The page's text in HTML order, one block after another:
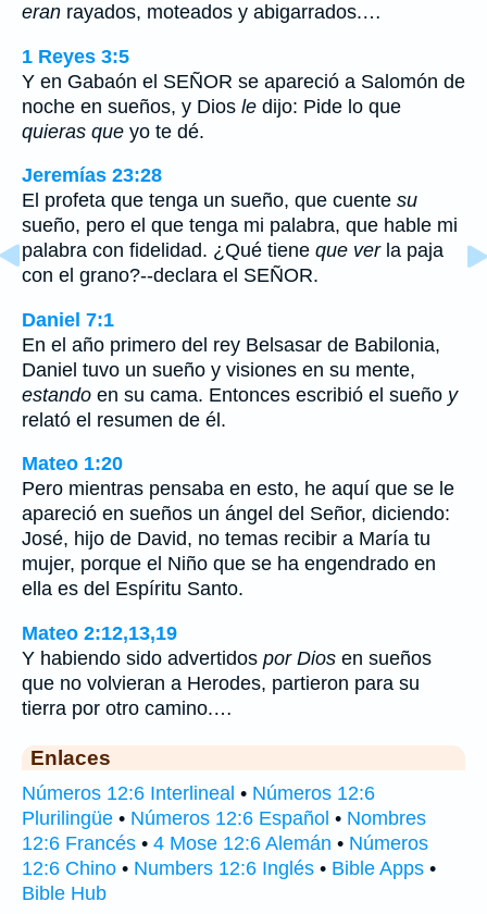
eran rayados, moteados y abigarrados.…
1 Reyes 3:5
Y en Gabaón el SEÑOR se apareció a Salomón de
noche en sueños, y Dios le dijo: Pide lo que
quieras que yo te dé.
Jeremías 23:28
El profeta que tenga un sueño, que cuente su
sueño, pero el que tenga mi palabra, que hable mi
palabra con fidelidad. ¿Qué tiene que verla paja
con el grano?--declara el SEÑOR.
Daniel 7:1
En el año primero del rey Belsasar de Babilonia,
Daniel tuvo un sueño y visiones en su mente,
estando en su cama. Entonces escribió el sueño y
relató el resumen de él.
Mateo 1:20
Pero mientras pensaba en esto, he aquí que se le
apareció en sueños un ángel del Señor, diciendo:
José, hijo de David, no temas recibir a María tu
mujer, porque el Niño que se ha engendrado en
ella es del Espíritu Santo.
Mateo 2:12,13,19
Y habiendo sido advertidos por Dios en sueños
que no volvieran a Herodes, partieron para su
tierra por otro camino.…
Enlaces
Números 12:6 Interlineal • Números 12:6
Plurilingüe • Números 12:6 Español • Nombres
12:6 Francés • 4 Mose 12:6 Alemán • Números
12:6 Chino • Numbers 12:6 Inglés • Bible Apps •
Bible Hub